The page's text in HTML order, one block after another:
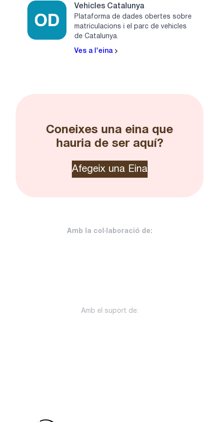
Vehicles Catalunya
Plataforma de dades obertes sobre
matriculacions i el parc de vehicles
de Catalunya.
Ves a l'eina
Coneixes una eina que
hauria de ser aquí?
Afegeix una Eina
Amb la col·laboració de:
Amb el suport de: